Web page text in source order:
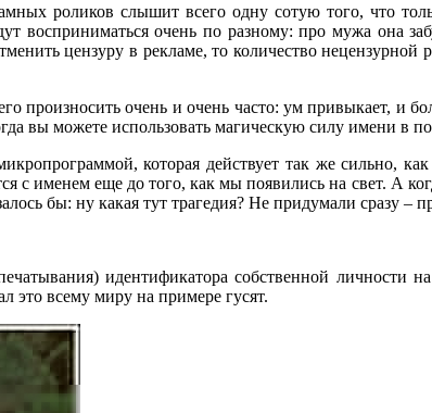
роликов слышит всего одну сотую того, что
восприниматься очень по разному: про мужа она
цензуру в рекламе, то количество нецензурной
произносить очень и очень часто: ум привыкает, и
вы можете использовать магическую силу имени в
которая действует так же сильно,
с именем еще до того, как мы появились на свет. А
бы: ну какая тут трагедия? Не придумали сразу –
идентификатора собственной личности
всему миру на примере гусят.